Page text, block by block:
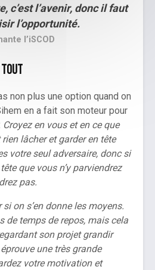
c’est l’avenir, donc il faut
l’opportunité.
l’iSCOD
tout
non plus une option quand on
en a fait son moteur pour
Croyez en vous et en ce que
lâcher et garder en tête
votre seul adversaire, donc si
que vous n’y parviendrez
pas.
on s’en donne les moyens.
de temps de repos, mais cela
son projet grandir
une très grande
votre motivation et